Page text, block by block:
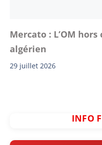
Mercato : L’OM
algérien
29 juillet 2026
INFO